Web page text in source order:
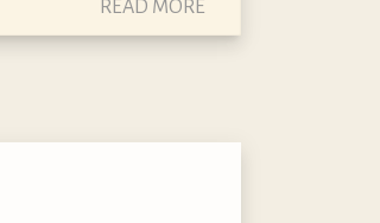
READ MORE